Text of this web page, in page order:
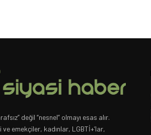
değil “nesnel” olmayı esas alır.
emekçiler, kadınlar, LGBTİ+’lar,